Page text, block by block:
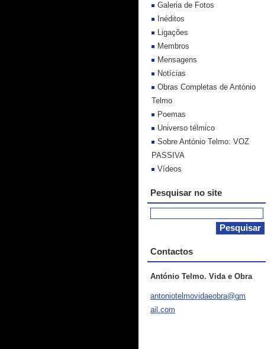
Galeria de Fotos
Inéditos
Ligações
Membros
Mensagens
Notícias
Obras Completas de António
Telmo
Poemas
Universo télmico
Sobre António Telmo: VOZ
PASSIVA
Vídeos
Pesquisar no site
Contactos
António Telmo. Vida e Obra
antoniotelmovidaeobra@gm
ail.com